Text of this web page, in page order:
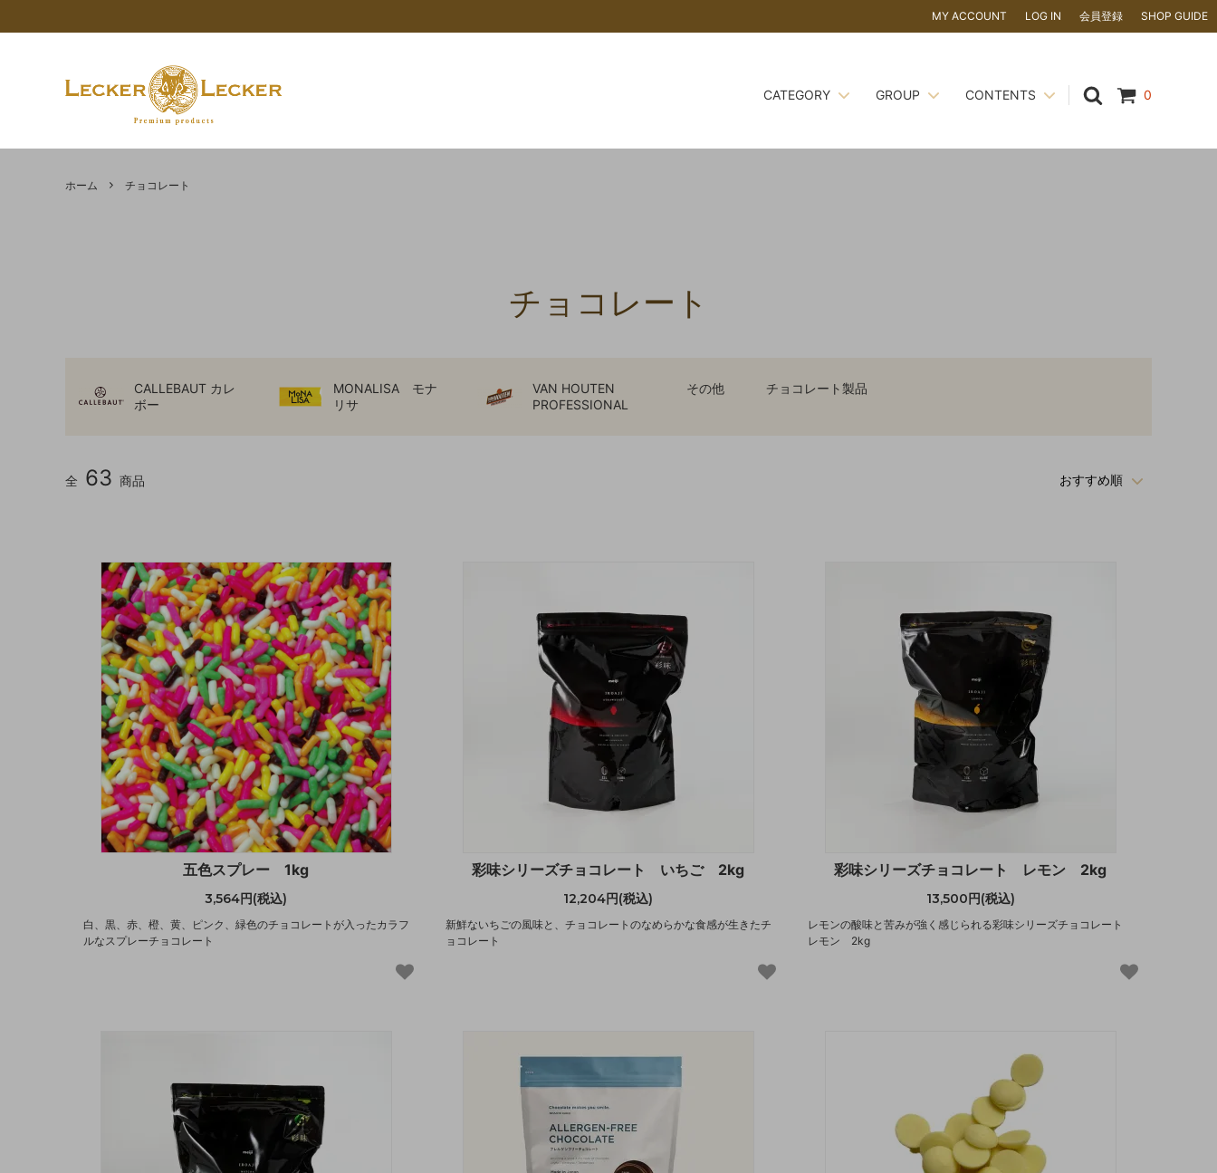
SHOP GUIDE
会員登録
LOG IN
MY ACCOUNT
0
CATEGORY
マロン 栗
GROUP
APTUNION
CONTENTS
COCOA Shop AKAITORI について ～
ホーム チョコレート
チョコレート
CALLEBAUT カレ
ボー
MONALISA モナ
リサ
VAN HOUTEN
PROFESSIONAL
その他 チョコレート製品
全 63 商品
五色スプレー 1kg
3,564円(税込)
白、黒、赤、橙、黄、ピンク、緑色のチョコレートが入ったカラフ
ルなスプレーチョコレート
彩味シリーズチョコレート いちご 2kg
12,204円(税込)
新鮮ないちごの風味と、チョコレートのなめらかな食感が生きたチ
ョコレート
彩味シリーズチョコレート レモン 2kg
13,500円(税込)
レモンの酸味と苦みが強く感じられる彩味シリーズチョコレート
レモン 2kg